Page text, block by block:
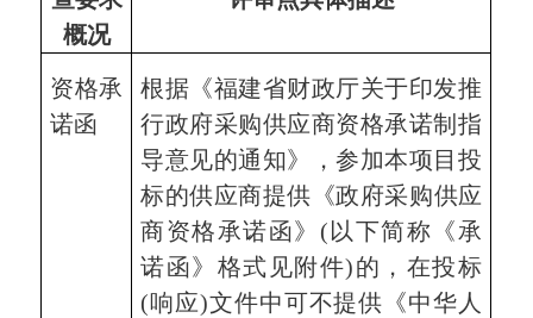
概况
资格承
诺函
根据《福建省财政厅关于印发推
行政府采购供应商资格承诺制指
导意见的通知》，参加本项目投
标的供应商提供《政府采购供应
商资格承诺函》(以下简称《承
诺函》格式见附件)的，在投标
(响应)文件中可不提供《中华人